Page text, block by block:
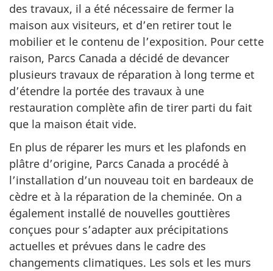
des travaux, il a été nécessaire de fermer la
maison aux visiteurs, et d’en retirer tout le
mobilier et le contenu de l’exposition. Pour cette
raison, Parcs Canada a décidé de devancer
plusieurs travaux de réparation à long terme et
d’étendre la portée des travaux à une
restauration complète afin de tirer parti du fait
que la maison était vide.
En plus de réparer les murs et les plafonds en
plâtre d’origine, Parcs Canada a procédé à
l’installation d’un nouveau toit en bardeaux de
cèdre et à la réparation de la cheminée. On a
également installé de nouvelles gouttières
conçues pour s’adapter aux précipitations
actuelles et prévues dans le cadre des
changements climatiques. Les sols et les murs